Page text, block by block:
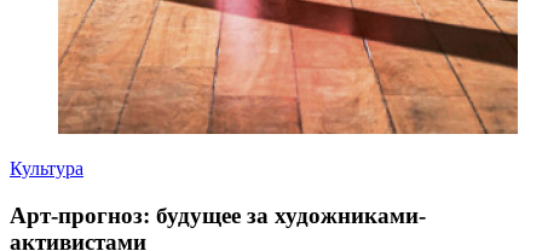
Культура
Арт-прогноз: будущее за художниками-
активистами